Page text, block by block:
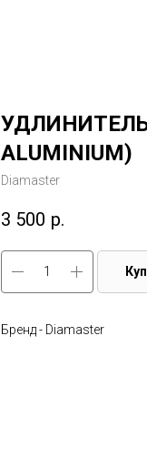
ALUMINIUM)
Diamaster
3 500 р.
Бренд - Diamaster